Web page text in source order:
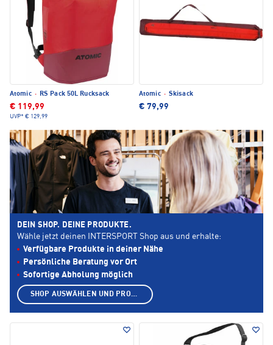
Atomic · RS Pack 50L Rucksack
€ 119,99
UVP* € 129,99
Atomic · Skisack
€ 79,99
DEIN SHOP. DEINE PRODUKTE.
Wähle jetzt deinen INTERSPORT Shop aus und erhalte:
Verfügbare Produkte in deiner Nähe
Persönliche Beratung vor Ort
Sofortige Abholung möglich
SHOP AUSWÄHLEN UND PRODUKTE ANZEIGEN